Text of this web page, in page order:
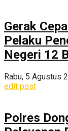
Gerak
Pelaku
Negeri 12
Rabu, 5 Agustus
edit post
Polres